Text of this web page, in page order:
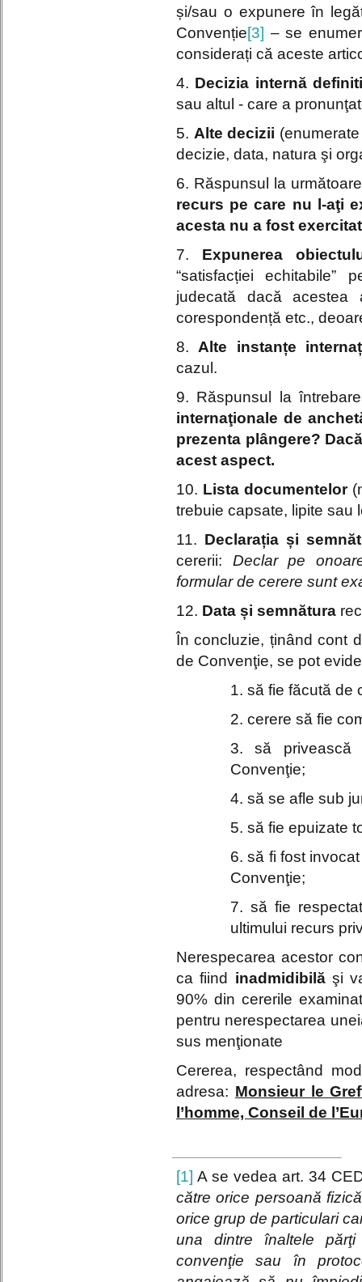
și/sau o expunere în
Convenție[3] – se
considerați că aceste
4. Decizia internă
sau altul - care a
5. Alte decizii
decizie, data, natura şi
6. Răspunsul la
recurs pe care nu l-aţi
acesta nu a fost
7. Expunerea
“satisfacției echitabile”
judecată dacă
corespondență etc.,
8. Alte instanțe
cazul.
9. Răspunsul la
internaţionale de
prezenta plângere?
acest aspect.
10. Lista documentelor
trebuie capsate, lipite sau
11. Declarația și
cererii: Declar pe
formular de cerere sunt
12. Data și semnătura
În concluzie, ținând cont
de Convenţie, se pot
1. să fie făcută de
2. cerere să fie
3. să
Convenţie;
4. să se afle sub
5. să fie epuizate
6. să fi fost
Convenţie;
7. să fie
ultimului recurs
Nerespecarea acestor
ca fiind inadmidibilăşi
90% din cererile
pentru nerespectarea
sus menţionate
Cererea, respectând
adresa: Monsieur le
l’homme, Conseil de
[1] A se vedea art. 34
către orice persoană
orice grup de particulari
una dintre înaltele
convenţie sau în